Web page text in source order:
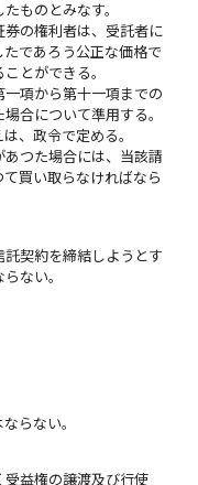
ものとみなす。
の権利者は、受託者に
であろう公正な価格で
とができる。
項から第十一項までの
合について準用する。
、政令で定める。
つた場合には、当該請
買い取らなければなら
契約を締結しようとす
ない。
らない。
益権の譲渡及び行使